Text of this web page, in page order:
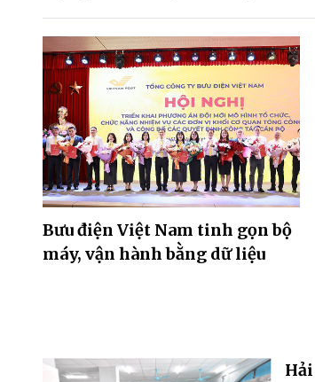
Bưu điện Việt Nam tinh gọn bộ
máy, vận hành bằng dữ liệu